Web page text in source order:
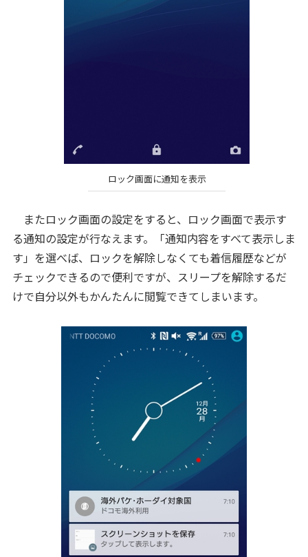
ロック画面に通知を表示
またロック画面の設定をすると、ロック画面で表示す
る通知の設定が行なえます。「通知内容をすべて表示しま
す」を選べば、ロックを解除しなくても着信履歴などが
チェックできるので便利ですが、スリープを解除するだ
けで自分以外もかんたんに閲覧できてしまいます。